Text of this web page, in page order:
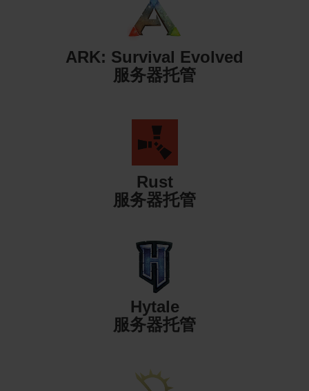
ARK: Survival Evolved
服务器托管
Rust
服务器托管
Hytale
服务器托管